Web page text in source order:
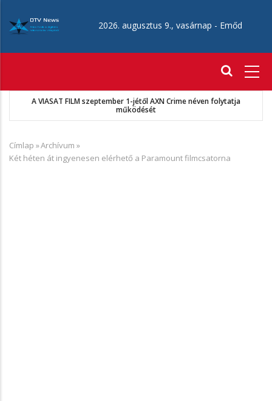
tartalomra
2026. augusztus 9., vasárnap - Emőd
A VIASAT FILM szeptember 1-jétől AXN Crime néven folytatja
működését
Morzsa
Címlap »Archívum »
Két héten át ingyenesen elérhető a Paramount filmcsatorna